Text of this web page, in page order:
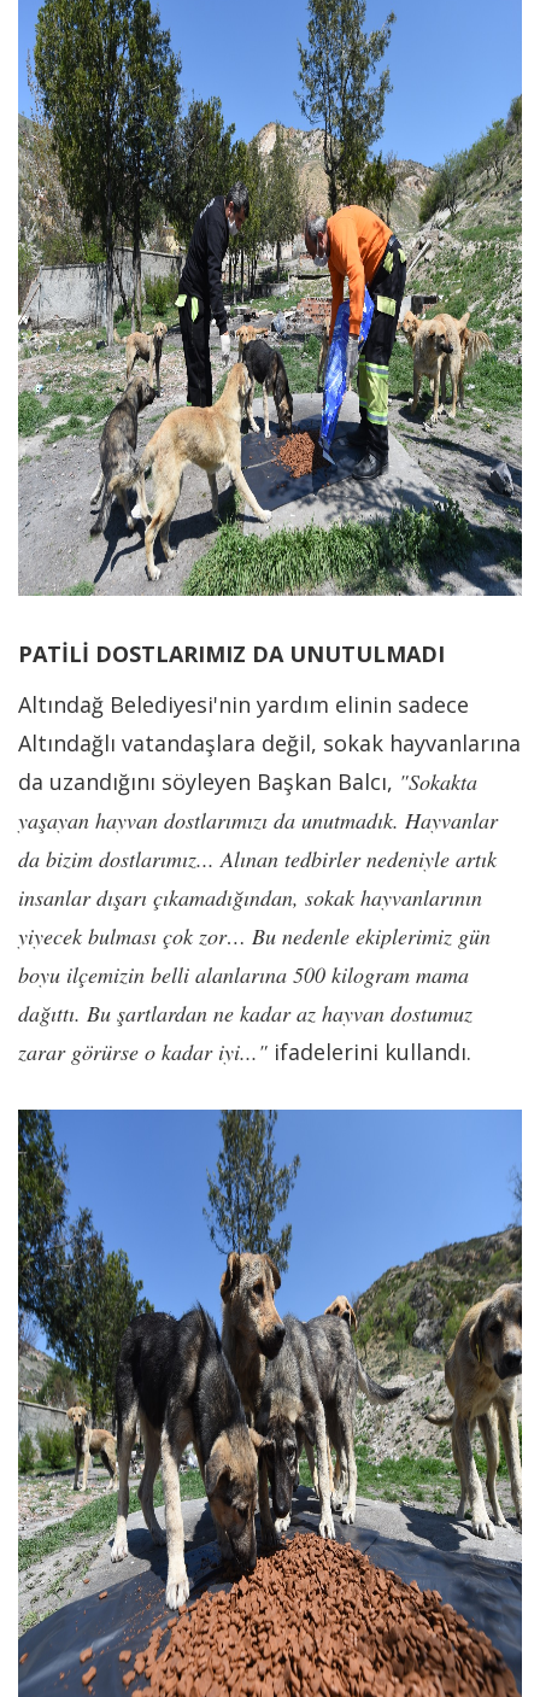
PATİLİ DOSTLARIMIZ DA UNUTULMADI
Altındağ Belediyesi'nin yardım elinin sadece
Altındağlı vatandaşlara değil, sokak hayvanlarına
da uzandığını söyleyen Başkan Balcı, "Sokakta
yaşayan hayvan dostlarımızı da unutmadık. Hayvanlar
da bizim dostlarımız... Alınan tedbirler nedeniyle artık
insanlar dışarı çıkamadığından, sokak hayvanlarının
yiyecek bulması çok zor… Bu nedenle ekiplerimiz gün
boyu ilçemizin belli alanlarına 500 kilogram mama
dağıttı. Bu şartlardan ne kadar az hayvan dostumuz
zarar görürse o kadar iyi..." ifadelerini kullandı.